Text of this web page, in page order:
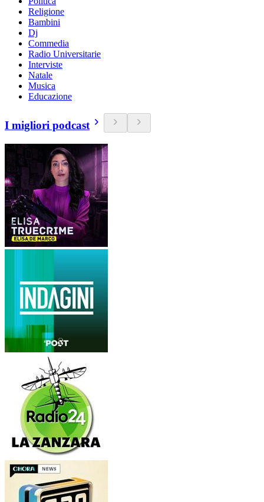
Religione
Bambini
Dj
Commedia
Radio Universitarie
Interviste
Natale
Musica
Educazione
I migliori podcast